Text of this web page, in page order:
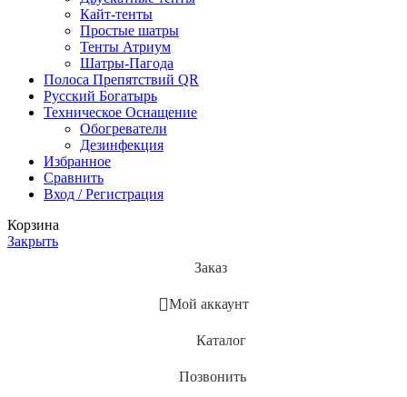
Кайт-тенты
Простые шатры
Тенты Атриум
Шатры-Пагода
Полоса Препятствий QR
Русский Богатырь
Техническое Оснащение
Обогреватели
Дезинфекция
Избранное
Сравнить
Вход / Регистрация
Корзина
Закрыть
Заказ
Мой аккаунт
Каталог
Позвонить